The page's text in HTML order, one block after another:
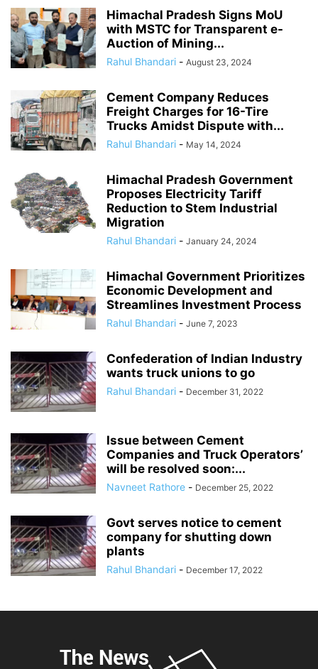
Himachal Pradesh Signs MoU
with MSTC for Transparent e-
Auction of Mining...
Rahul Bhandari - August 23, 2024
Cement Company Reduces
Freight Charges for 16-Tire
Trucks Amidst Dispute with...
Rahul Bhandari - May 14, 2024
Himachal Pradesh Government
Proposes Electricity Tariff
Reduction to Stem Industrial
Migration
Rahul Bhandari - January 24, 2024
Himachal Government Prioritizes
Economic Development and
Streamlines Investment Process
Rahul Bhandari - June 7, 2023
Confederation of Indian Industry
wants truck unions to go
Rahul Bhandari - December 31, 2022
Issue between Cement
Companies and Truck Operators’
will be resolved soon:...
Navneet Rathore - December 25, 2022
Govt serves notice to cement
company for shutting down
plants
Rahul Bhandari - December 17, 2022